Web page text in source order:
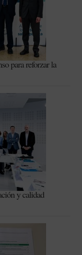
para reforzar la
y calidad